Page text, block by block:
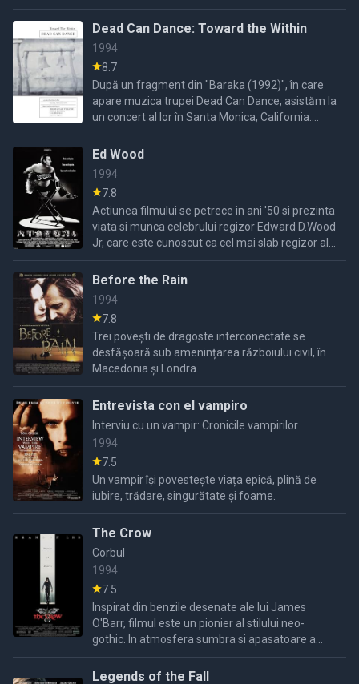
impreuna cu hienele sa-l omoare pe rege si pe
micul print, ...
Dead Can Dance: Toward the Within
1994
8.7
După un fragment din "Baraka (1992)", în care
apare muzica trupei Dead Can Dance, asistăm la
un concert al lor în Santa Monica, California.
Acesta este intercalat cu interviuri cu membrii
principali, ...
Ed Wood
1994
7.8
Actiunea filmului se petrece in ani '50 si prezinta
viata si munca celebrului regizor Edward D.Wood
Jr, care este cunoscut ca cel mai slab regizor al
tuturor timpurilor.Filmul ne prezinta aspecte ...
Before the Rain
1994
7.8
Trei povești de dragoste interconectate se
desfășoară sub amenințarea războiului civil, în
Macedonia și Londra.
Entrevista con el vampiro
Interviu cu un vampir: Cronicile vampirilor
1994
7.5
Un vampir își povestește viața epică, plină de
iubire, trădare, singurătate și foame.
The Crow
Corbul
1994
7.5
Inspirat din benzile desenate ale lui James
O'Barr, filmul este un pionier al stilului neo-
gothic. In atmosfera sumbra si apasatoare a
unui oras decadent unde organizatiile criminale
stapanesc noapte, ...
Legends of the Fall